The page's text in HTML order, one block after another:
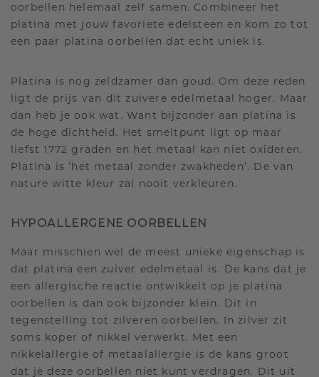
oorbellen helemaal zelf samen. Combineer het
platina met jouw favoriete edelsteen en kom zo tot
een paar platina oorbellen dat echt uniek is.
Platina is nog zeldzamer dan goud. Om deze reden
ligt de prijs van dit zuivere edelmetaal hoger. Maar
dan heb je ook wat. Want bijzonder aan platina is
de hoge dichtheid. Het smeltpunt ligt op maar
liefst 1772 graden en het metaal kan niet oxideren.
Platina is ‘het metaal zonder zwakheden’. De van
nature witte kleur zal nooit verkleuren.
HYPOALLERGENE OORBELLEN
Maar misschien wel de meest unieke eigenschap is
dat platina een zuiver edelmetaal is. De kans dat je
een allergische reactie ontwikkelt op je platina
oorbellen is dan ook bijzonder klein. Dit in
tegenstelling tot zilveren oorbellen. In zilver zit
soms koper of nikkel verwerkt. Met een
nikkelallergie of metaalallergie is de kans groot
dat je deze oorbellen niet kunt verdragen. Dit uit